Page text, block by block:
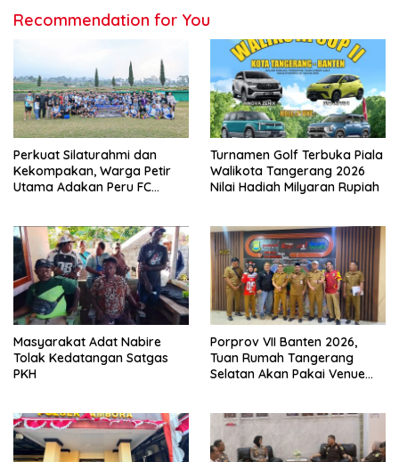
Recommendation for You
Perkuat Silaturahmi dan
Kekompakan, Warga Petir
Utama Adakan Peru FC
Turnamen Golf Terbuka Piala
Walikota Tangerang 2026
Nilai Hadiah Milyaran Rupiah
Masyarakat Adat Nabire
Tolak Kedatangan Satgas
PKH
Porprov VII Banten 2026,
Tuan Rumah Tangerang
Selatan Akan Pakai Venue